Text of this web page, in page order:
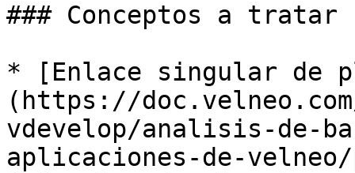
### Conceptos a tratar
* [Enlace singular de
(https://
vdevelop/analisis-de-
aplicaciones-de-velneo/